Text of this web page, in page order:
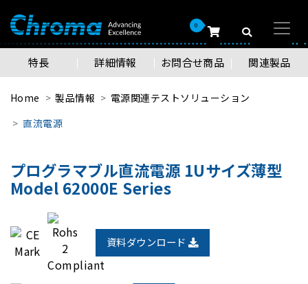
0
特長 詳細情報 お問合せ商品 関連製品
Home 製品情報
電源関連テストソリューション
直流電源
プログラマブル直流電源 1Uサイズ薄型
Model 62000E Series
資料ダウンロード